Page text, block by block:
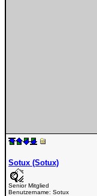
Sotux (Sotux)
Senior Mitglied
Benutzername: Sotux